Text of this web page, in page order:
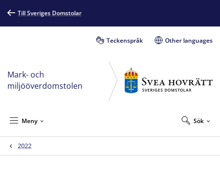
Till Sveriges Domstolar
Teckenspråk Other languages
Mark- och
miljööverdomstolen
Sök
Meny
2022